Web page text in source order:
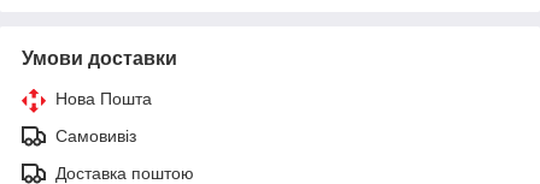
Умови доставки
Нова Пошта
Самовивіз
Доставка поштою